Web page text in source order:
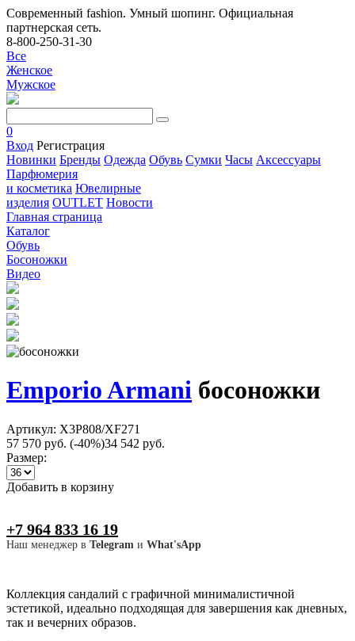
Современный fashion. Умный шопинг. Официальная
партнерская сеть.
8-800-250-31-30
Все
Женское
Мужское
0
Вход Регистрация
Новинки Бренды Одежда Обувь Сумки Часы Аксессуары
Парфюмерия
и косметика Ювелирные
изделия OUTLET Новости
Главная страница
Каталог
Обувь
Босоножки
Видео
Emporio Armani босоножки
Артикул: X3P808/XF271
57 570 руб. (-40%)34 542 руб.
Размер:
Добавить в корзину
+7 964 833 16 19
Наш менеджер в Telegram и What'sApp
Коллекция сандалий с графичной минималистичной
эстетикой, идеально подходящая для завершения как дневных,
так и вечерних образов.